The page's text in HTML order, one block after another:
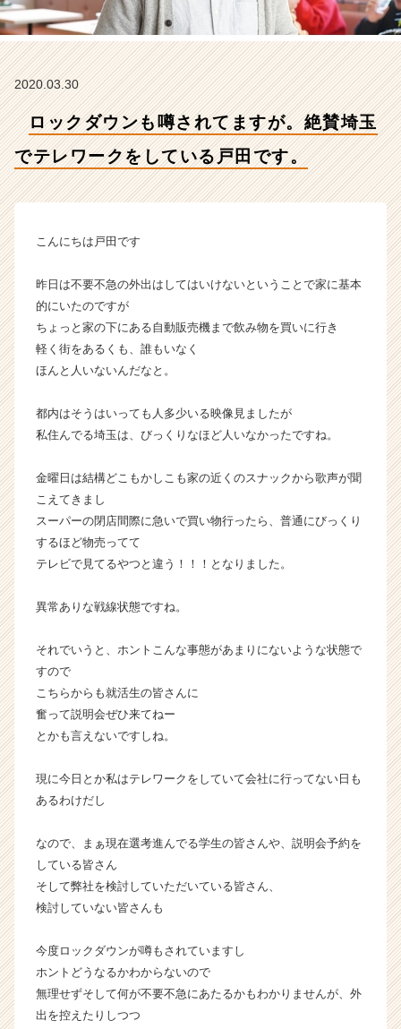
戸
田
で
会
社
こ
ム
イ
ン】
|
チ
ャ
成
企
ら
カ
ト
届
就
活
イ
ア
リ
ア
h
e
e
2020.03.30
ロックダウンも噂されてますが。絶賛埼玉
でテレワークをしている戸田です。
こんにちは戸田です
昨日は不要不急の外出はしてはいけないということで家に基本
的にいたのですが
ちょっと家の下にある自動販売機まで飲み物を買いに行き
軽く街をあるくも、誰もいなく
ほんと人いないんだなと。
都内はそうはいっても人多少いる映像見ましたが
私住んでる埼玉は、びっくりなほど人いなかったですね。
金曜日は結構どこもかしこも家の近くのスナックから歌声が聞
こえてきまし
スーパーの閉店間際に急いで買い物行ったら、普通にびっくり
するほど物売ってて
テレビで見てるやつと違う！！！となりました。
異常ありな戦線状態ですね。
それでいうと、ホントこんな事態があまりにないような状態で
すので
こちらからも就活生の皆さんに
奮って説明会ぜひ来てねー
とかも言えないですしね。
現に今日とか私はテレワークをしていて会社に行ってない日も
あるわけだし
なので、まぁ現在選考進んでる学生の皆さんや、説明会予約を
している皆さん
そして弊社を検討していただいている皆さん、
検討していない皆さんも
今度ロックダウンが噂もされていますし
ホントどうなるかわからないので
無理せずそして何が不要不急にあたるかもわかりませんが、外
出を控えたりしつつ